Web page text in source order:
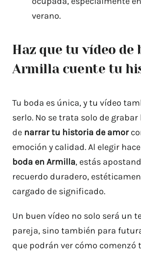
verano.
Haz que tu vídeo de
Armilla cuente tu
Tu boda es única, y tu vídeo
serlo. No se trata solo de
de narrar tu historia de amor
emoción y calidad. Al elegir
boda en Armilla, estás
recuerdo duradero,
cargado de significado.
Un buen vídeo no solo será un
pareja, sino también para
que podrán ver cómo comenzó
FAQS
BLOG